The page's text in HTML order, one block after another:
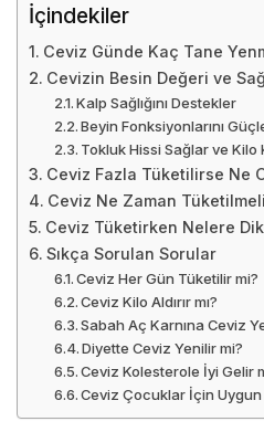
İçindekiler
Ceviz Günde Kaç Tane
Cevizin Besin Değeri ve
Kalp Sağlığını Destekler
Beyin Fonksiyonlarını
Tokluk Hissi Sağlar ve Kilo
Ceviz Fazla Tüketilirse Ne
Ceviz Ne Zaman
Ceviz Tüketirken Nelere
Sıkça Sorulan Sorular
Ceviz Her Gün Tüketilir mi?
Ceviz Kilo Aldırır mı?
Sabah Aç Karnına Ceviz
Diyette Ceviz Yenilir mi?
Ceviz Kolesterole İyi Gelir
Ceviz Çocuklar İçin Uygun